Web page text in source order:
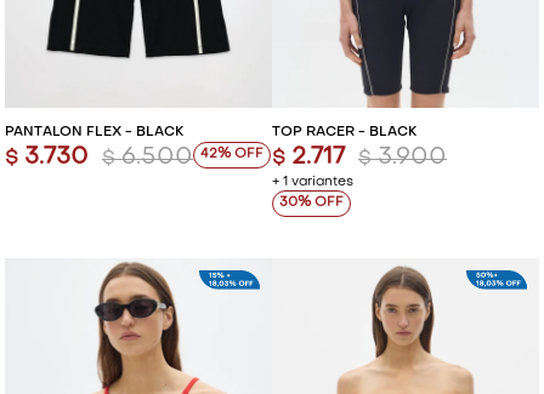
PANTALÓN FLEX - BLACK
$ 3.730 $ 6.500 42
TOP RACER - BLACK
+ 1 variantes
$ 2.717 $ 3.900
30